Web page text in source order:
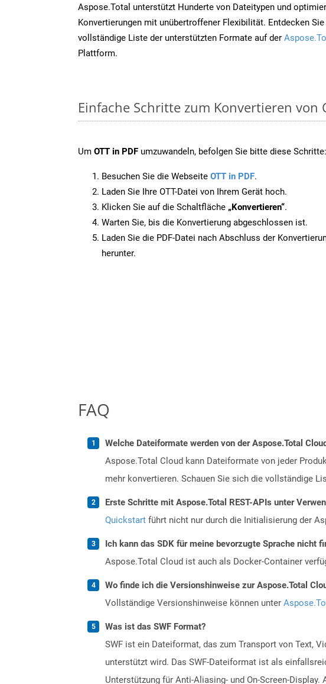
Aspose.Total unterstützt Hunderte von Dateitypen und
Konvertierungen mit unübertroffener Flexibilität. Entdecken
vollständige Liste der unterstützten Formate auf der
Plattform.
Einfache Schritte zum Konvertieren von
Um OTT in PDF umzuwandeln, befolgen Sie bitte diese Schritte:
Besuchen Sie die Webseite OTT in PDF.
Laden Sie Ihre OTT-Datei von Ihrem Gerät hoch.
Klicken Sie auf die Schaltfläche „Konvertieren“.
Warten Sie, bis die Konvertierung abgeschlossen ist.
Laden Sie die PDF-Datei nach Abschluss der
herunter.
FAQ
Welche Dateiformate werden von der Aspose.Total
Aspose.Total Cloud kann Dateiformate von jeder
mehr konvertieren. Schauen Sie sich die vollständige
Erste Schritte mit Aspose.Total REST-APIs unter
Quickstart führt nicht nur durch die Initialisierung der
Ich kann das SDK für meine bevorzugte Sprache nicht
Aspose.Total Cloud ist auch als Docker-Container
Wo finde ich die Versionshinweise zur Aspose.Total
Vollständige Versionshinweise können unter
Was ist das SWF Format?
SWF ist ein Dateiformat, das zum Transport von Text,
unterstützt wird. Das SWF-Dateiformat ist als
Unterstützung für Anti-Aliasing- und On-Screen-